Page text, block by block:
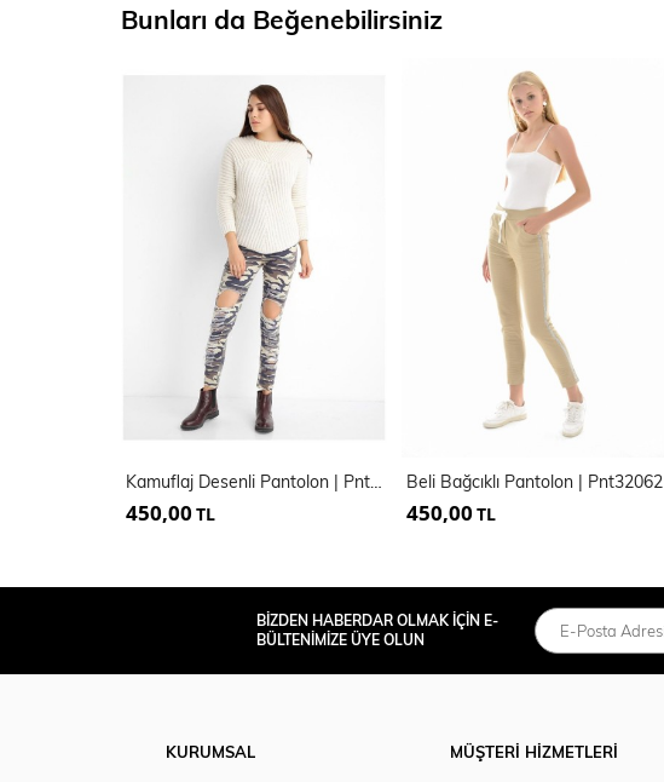
Bunları da Beğenebilirsiniz
Kamuflaj Desenli Pantolon | Pnt14006
450,00 TL
Beli Bağcıklı Pantolon | Pnt32062
450,00 TL
BİZDEN HABERDAR OLMAK İÇİN E-
BÜLTENİMİZE ÜYE OLUN
KURUMSAL
MÜŞTERİ HİZMETLERİ